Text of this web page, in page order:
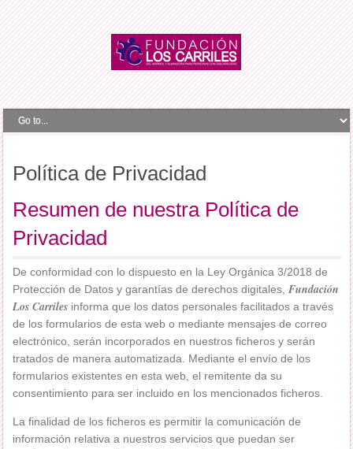
Política de Privacidad
Resumen de nuestra Política de
Privacidad
De conformidad con lo dispuesto en la Ley Orgánica 3/2018 de
Protección de Datos y garantías de derechos digitales, Fundación
Los Carriles informa que los datos personales facilitados a través
de los formularios de esta web o mediante mensajes de correo
electrónico, serán incorporados en nuestros ficheros y serán
tratados de manera automatizada. Mediante el envío de los
formularios existentes en esta web, el remitente da su
consentimiento para ser incluido en los mencionados ficheros.
La finalidad de los ficheros es permitir la comunicación de
información relativa a nuestros servicios que puedan ser